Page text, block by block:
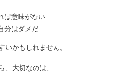
ば意味がない
分はダメだ
いかもしれません。
、大切なのは、